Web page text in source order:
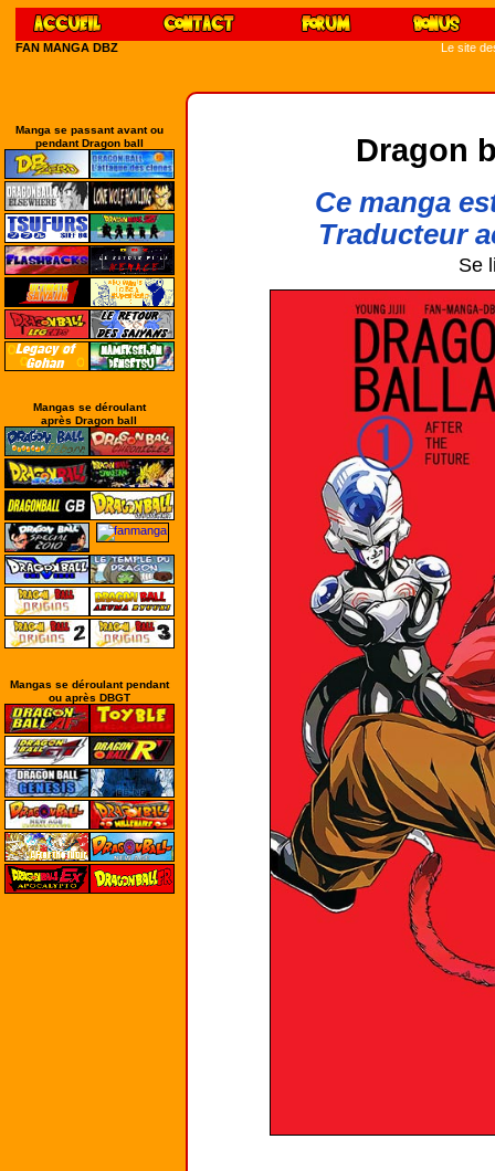
FAN MANGA DBZ Le site
Manga se passant avant ou
pendant Dragon ball
Mangas se déroulant
après Dragon ball
Mangas se déroulant pendant
ou après DBGT
Dragon
Ce manga
Traducteur
Se